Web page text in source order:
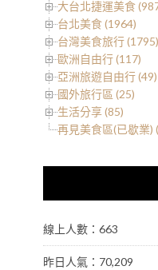
大台北捷運美食
台北美食 (1964)
台灣美食旅行 (1795)
歐洲自由行 (117)
亞洲旅遊自由行 (49)
國外旅行區 (25)
生活分享 (85)
再見美食區(已歇業)
線上人數：663
昨日人氣：70,209